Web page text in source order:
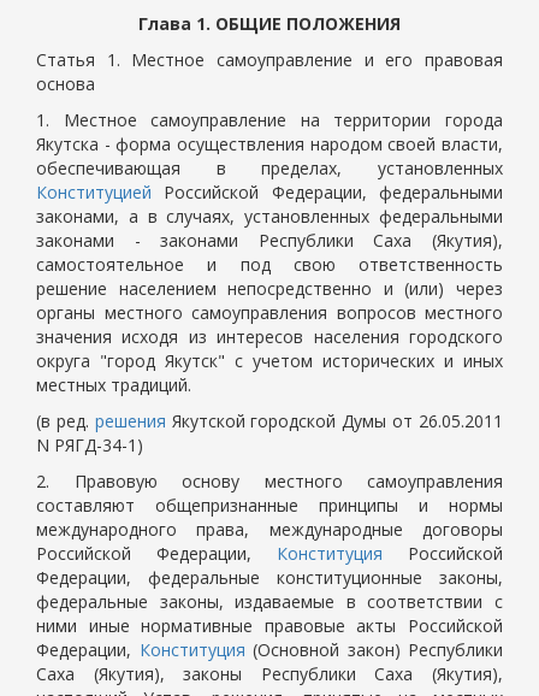
Глава 1. ОБЩИЕ ПОЛОЖЕНИЯ
Статья 1. Местное самоуправление и его правовая
основа
1. Местное самоуправление на территории города
Якутска - форма осуществления народом своей власти,
обеспечивающая в пределах, установленных
Конституцией Российской Федерации, федеральными
законами, а в случаях, установленных федеральными
законами - законами Республики Саха (Якутия),
самостоятельное и под свою ответственность
решение населением непосредственно и (или) через
органы местного самоуправления вопросов местного
значения исходя из интересов населения городского
округа "город Якутск" с учетом исторических и иных
местных традиций.
(в ред. решения Якутской городской Думы от 26.05.2011
N РЯГД-34-1)
2. Правовую основу местного самоуправления
составляют общепризнанные принципы и нормы
международного права, международные договоры
Российской Федерации, Конституция Российской
Федерации, федеральные конституционные законы,
федеральные законы, издаваемые в соответствии с
ними иные нормативные правовые акты Российской
Федерации, Конституция (Основной закон) Республики
Саха (Якутия), законы Республики Саха (Якутия),